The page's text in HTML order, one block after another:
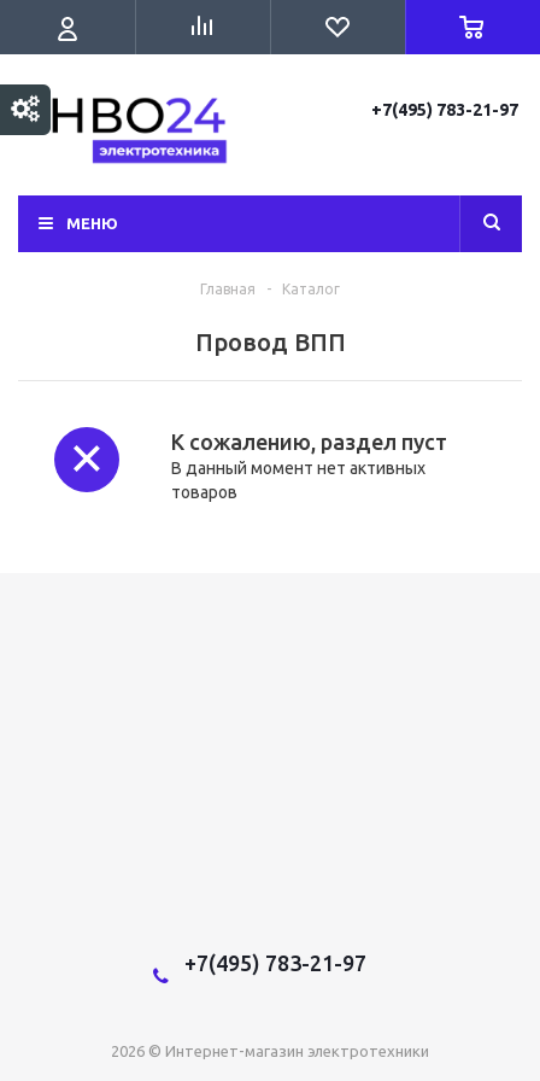
+7(495) 783-21-97
МЕНЮ
Главная - Каталог
Провод ВПП
К сожалению, раздел пуст
В данный момент нет активных
товаров
+7(495) 783-21-97
2026 © Интернет-магазин электротехники